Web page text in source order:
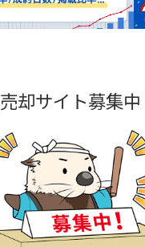
売却サイト募集中